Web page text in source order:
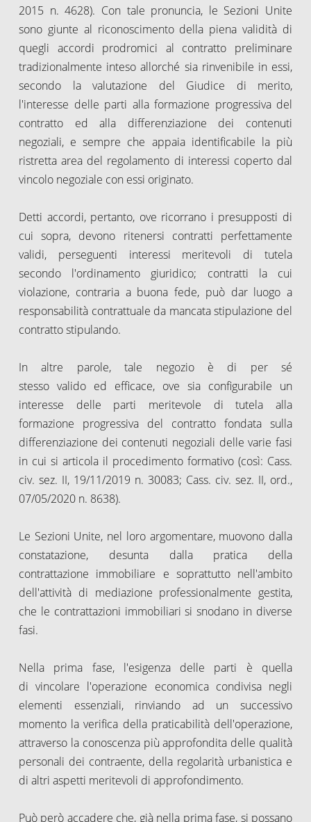
2015 n. 4628). Con tale pronuncia, le Sezioni Unite
sono giunte al riconoscimento della piena validità di
quegli accordi prodromici al contratto preliminare
tradizionalmente inteso allorché sia rinvenibile in essi,
secondo la valutazione del Giudice di merito,
l'interesse delle parti alla formazione progressiva del
contratto ed alla differenziazione dei contenuti
negoziali, e sempre che appaia identificabile la più
ristretta area del regolamento di interessi coperto dal
vincolo negoziale con essi originato.
Detti accordi, pertanto, ove ricorrano i presupposti di
cui sopra, devono ritenersi contratti perfettamente
validi, perseguenti interessi meritevoli di tutela
secondo l'ordinamento giuridico; contratti la cui
violazione, contraria a buona fede, può dar luogo a
responsabilità contrattuale da mancata stipulazione del
contratto stipulando.
In altre parole, tale negozio è di per sé
stesso valido ed efficace, ove sia configurabile un
interesse delle parti meritevole di tutela alla
formazione progressiva del contratto fondata sulla
differenziazione dei contenuti negoziali delle varie fasi
in cui si articola il procedimento formativo (così: Cass.
civ. sez. II, 19/11/2019 n. 30083; Cass. civ. sez. II, ord.,
07/05/2020 n. 8638).
Le Sezioni Unite, nel loro argomentare, muovono dalla
constatazione, desunta dalla pratica della
contrattazione immobiliare e soprattutto nell'ambito
dell'attività di mediazione professionalmente gestita,
che le contrattazioni immobiliari si snodano in diverse
fasi.
Nella prima fase, l'esigenza delle parti è quella
di vincolare l'operazione economica condivisa negli
elementi essenziali, rinviando ad un successivo
momento la verifica della praticabilità dell'operazione,
attraverso la conoscenza più approfondita delle qualità
personali dei contraente, della regolarità urbanistica e
di altri aspetti meritevoli di approfondimento.
Può però accadere che, già nella prima fase, si possano